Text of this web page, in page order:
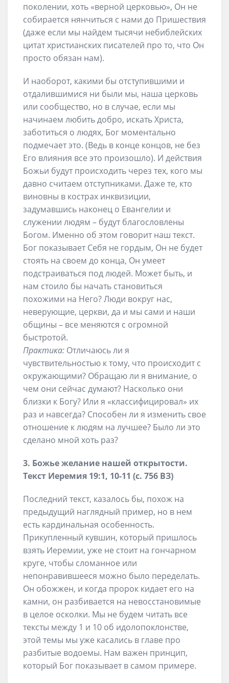
поколении, хоть «верной церковью», Он не
собирается нянчиться с нами до Пришествия
(даже если мы найдем тысячи небиблейских
цитат христианских писателей про то, что Он
просто обязан нам).
И наоборот, какими бы отступившими и
отдалившимися ни были мы, наша церковь
или сообщество, но в случае, если мы
начинаем любить добро, искать Христа,
заботиться о людях, Бог моментально
подмечает это. (Ведь в конце концов, не без
Его влияния все это произошло). И действия
Божьи будут происходить через тех, кого мы
давно считаем отступниками. Даже те, кто
виновны в кострах инквизиции,
задумавшись наконец о Евангелии и
служении людям – будут благословлены
Богом. Именно об этом говорит наш текст.
Бог показывает Себя не гордым, Он не будет
стоять на своем до конца, Он умеет
подстраиваться под людей. Может быть, и
нам стоило бы начать становиться
похожими на Него? Люди вокруг нас,
неверующие, церкви, да и мы сами и наши
общины – все меняются с огромной
быстротой.
Практика: Отличаюсь ли я
чувствительностью к тому, что происходит с
окружающими? Обращаю ли я внимание, о
чем они сейчас думают? Насколько они
близки к Богу? Или я «классифицировал» их
раз и навсегда? Способен ли я изменить свое
отношение к людям на лучшее? Было ли это
сделано мной хоть раз?
3. Божье желание нашей открытости.
Текст Иеремия 19:1, 10-11 (с. 756 ВЗ)
Последний текст, казалось бы, похож на
предыдущий наглядный пример, но в нем
есть кардинальная особенность.
Прикупленный кувшин, который пришлось
взять Иеремии, уже не стоит на гончарном
круге, чтобы сломанное или
непонравившееся можно было переделать.
Он обожжен, и когда пророк кидает его на
камни, он разбивается на невосстановимые
в целое осколки. Мы не будем читать все
тексты между 1 и 10 об идолопоклонстве,
этой темы мы уже касались в главе про
разбитые водоемы. Нам важен принцип,
который Бог показывает в самом примере.